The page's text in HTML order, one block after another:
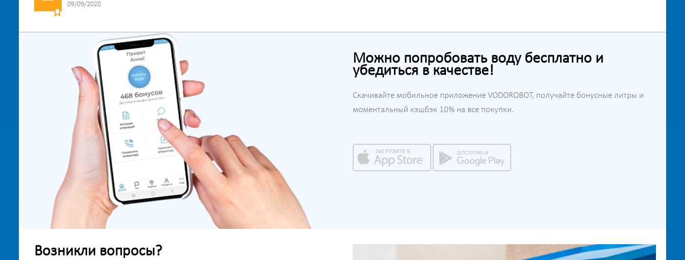
09/09/2020
Можно попробовать воду бесплатно и
убедиться в качестве!
Скачивайте мобильное приложение VODOROBOT, получайте бонусные литры и
моментальный кэшбэк 10% на все покупки.
Возникли вопросы?